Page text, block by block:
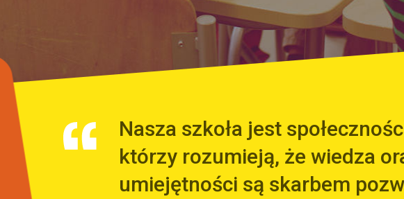
Nasza szkoła jest
którzy rozumieją, że wiedza
umiejętności są skarbem